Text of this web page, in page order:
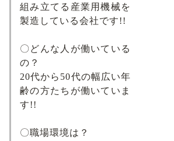
組み立てる産業用機械を
製造している会社です!!
〇どんな人が働いている
の？
20代から50代の幅広い年
齢の方たちが働いていま
す!!
〇職場環境は？